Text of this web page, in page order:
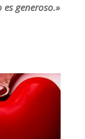
generoso.»